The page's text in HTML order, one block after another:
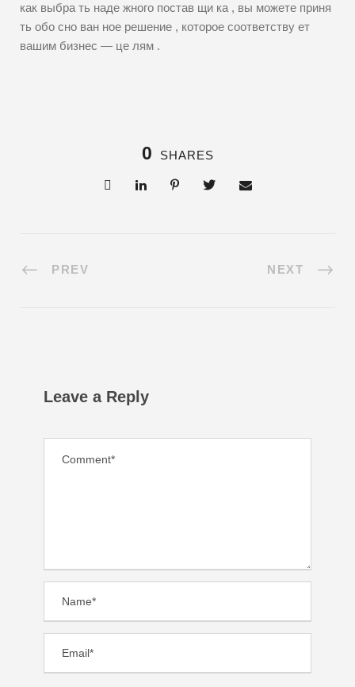
как выбра ть наде жного постав щи ка , вы можете приня
ть обо сно ван ное решение , которое соответству ет
вашим бизнес — це лям .
0 SHARES
PREV NEXT
Leave a Reply